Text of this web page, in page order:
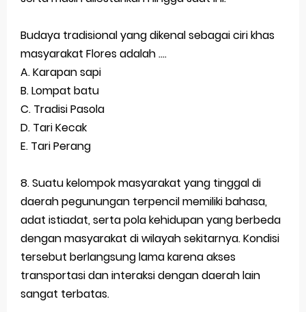
Budaya tradisional yang dikenal sebagai ciri khas
masyarakat Flores adalah ....
A. Karapan sapi
B. Lompat batu
C. Tradisi Pasola
D. Tari Kecak
E. Tari Perang
8. Suatu kelompok masyarakat yang tinggal di
daerah pegunungan terpencil memiliki bahasa,
adat istiadat, serta pola kehidupan yang berbeda
dengan masyarakat di wilayah sekitarnya. Kondisi
tersebut berlangsung lama karena akses
transportasi dan interaksi dengan daerah lain
sangat terbatas.